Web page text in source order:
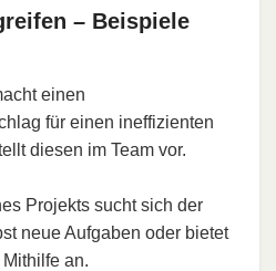
– Beispiele
einen
für einen ineffizienten
diesen im Team vor.
Projekts sucht sich der
neue Aufgaben oder bietet
an.